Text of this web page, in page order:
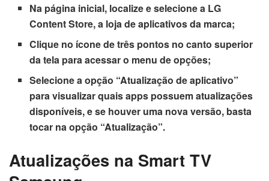
Na página inicial, localize e selecione a LG
Content Store, a loja de aplicativos da marca;
Clique no ícone de três pontos no canto superior
da tela para acessar o menu de opções;
Selecione a opção “Atualização de aplicativo”
para visualizar quais apps possuem atualizações
disponíveis, e se houver uma nova versão, basta
tocar na opção “Atualização”.
Atualizações na Smart TV